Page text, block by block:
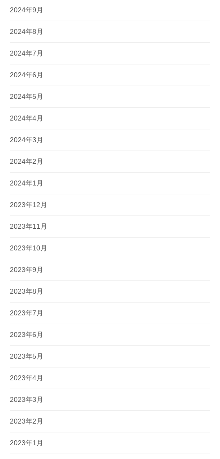
2024年9月
2024年8月
2024年7月
2024年6月
2024年5月
2024年4月
2024年3月
2024年2月
2024年1月
2023年12月
2023年11月
2023年10月
2023年9月
2023年8月
2023年7月
2023年6月
2023年5月
2023年4月
2023年3月
2023年2月
2023年1月